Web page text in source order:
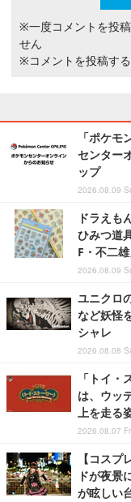
※一度コメントを投
せん
※コメントを投稿す
「ポケ
センター
ップ
2026.08.09
ドラえも
ひみつ道
F・不二
2026.08.09
ユニクロ
など妖怪
シャレ
2026.08.08
「トイ
は、ウッ
上を走る
2026.08.07
【コス
ドが夜景
が眩しい